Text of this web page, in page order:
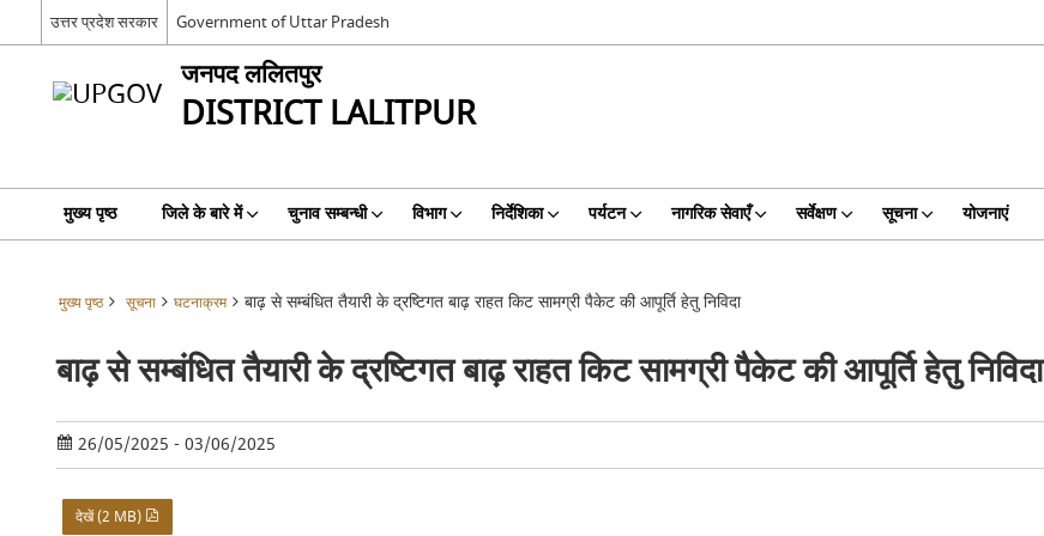
उत्तर प्रदेश सरकार Government of Uttar Pradesh
जनपद ललितपुर
DISTRICT LALITPUR
मुख्य पृष्ठ जिले के बारे में चुनाव सम्बन्धी विभाग निर्देशिका पर्यटन नागरिक सेवाएँ सर्वेक्षण सूचना योजनाएं
मुख्य पृष्ठ सूचना घटनाक्रम बाढ़ से सम्बंधित तैयारी के द्रष्टिगत बाढ़ राहत किट सामग्री पैकेट की आपूर्ति हेतु निविदा
बाढ़ से सम्बंधित तैयारी के द्रष्टिगत बाढ़ राहत किट सामग्री पैकेट की आपूर्ति हेतु निविदा
26/05/2025 - 03/06/2025
देखें (2 MB)